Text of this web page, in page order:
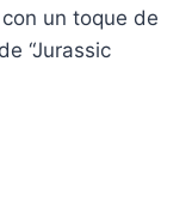
un toque de
“Jurassic